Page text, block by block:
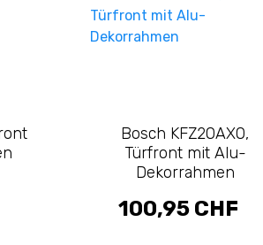
Bosch KFZ20AX0,
Türfront mit Alu-
Dekorrahmen
100,95 CHF